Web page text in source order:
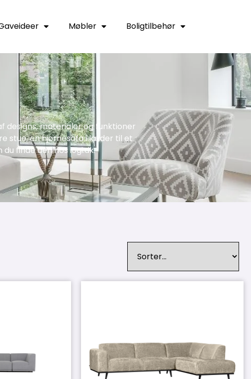
Møbler Boligtilbehør
materialer og funktioner
stue, en hjørnesofa i læder til et
finde den hos iogi.dk.